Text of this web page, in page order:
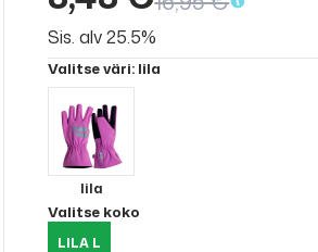
Sis. alv 25.5%
Valitse väri: lila
lila
Valitse koko
LILA L